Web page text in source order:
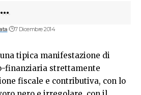
7 Dicembre 2014
tipica manifestazione di
finanziaria strettamente
fiscale e contributiva, con lo